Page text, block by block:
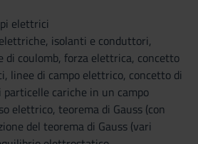
elettrici
isolanti e conduttori,
di coulomb, forza elettrica, concetto
linee di campo elettrico, concetto di
cariche in un campo
elettrico, teorema di Gauss (con
del teorema di Gauss (vari